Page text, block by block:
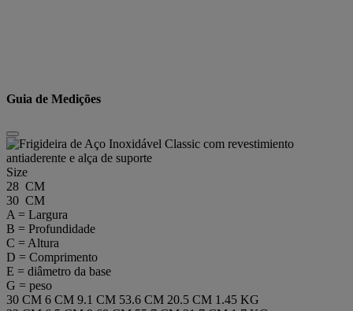
Guia de Medições
Size
28 CM
30 CM
A = Largura
B = Profundidade
C = Altura
D = Comprimento
E = diâmetro da base
G = peso
30 CM 6 CM 9.1 CM 53.6 CM 20.5 CM 1.45 KG